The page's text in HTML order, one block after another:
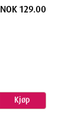
NOK 129.00
Kjøp